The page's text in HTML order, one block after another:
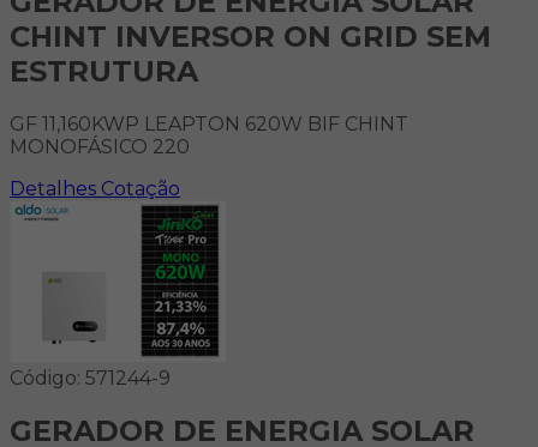
CHINT INVERSOR ON GRID SEM
ESTRUTURA
GF 11,160KWP LEAPTON 620W BIF CHINT
MONOFÁSICO 220
Detalhes Cotação
Código: 571244-9
GERADOR DE ENERGIA SOLAR